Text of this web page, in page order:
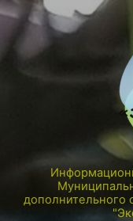
дополнительного